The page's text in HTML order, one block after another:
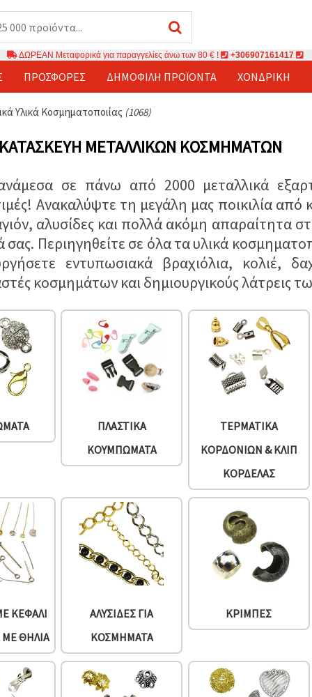
ΔΩΡΕΑΝ Μεταφορικά για παραγγελίες άνω των 80 € ! +306907161417
ΠΡΟΣΦΟΡΈΣ ΔΗΜΟΦΙΛΉ ΠΡΟΪΌΝΤΑ ΧΟΝΔΡΙΚΉ
Υλικά Κοσμηματοποιίας (1068)
ΚΑΤΑΣΚΕΥΉ ΜΕΤΑΛΛΙΚΏΝ ΚΟΣΜΗΜΆΤΩΝ
σε πάνω από 2000 μεταλλικά
Ανακαλύψτε τη μεγάλη μας ποικιλία
αλυσίδες και πολλά ακόμη απαραίτητα
Περιηγηθείτε σε όλα τα υλικά
εντυπωσιακά βραχιόλια, κολιέ,
κοσμημάτων και δημιουργικούς λάτρεις
ΠΛΑΣΤΙΚΆ
ΚΟΥΜΠΏΜΑΤΑ
ΤΕΡΜΑΤΙΚΆ
ΚΟΡΔΟΝΙΏΝ & ΚΛΙΠ
ΚΟΡΔΈΛΑΣ
ΚΕΦΆΛΙ
ΘΗΛΙΆ
ΑΛΥΣΊΔΕΣ ΓΙΑ
ΚΟΣΜΉΜΑΤΑ
ΚΡΊΜΠΕΣ